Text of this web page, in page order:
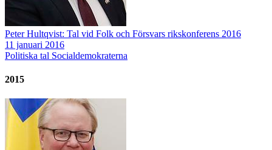
Peter Hultqvist: Tal vid Folk och Försvars rikskonferens 2016
11 januari 2016
Politiska tal Socialdemokraterna
2015